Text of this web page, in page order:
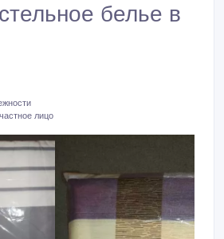
белье в
лицо